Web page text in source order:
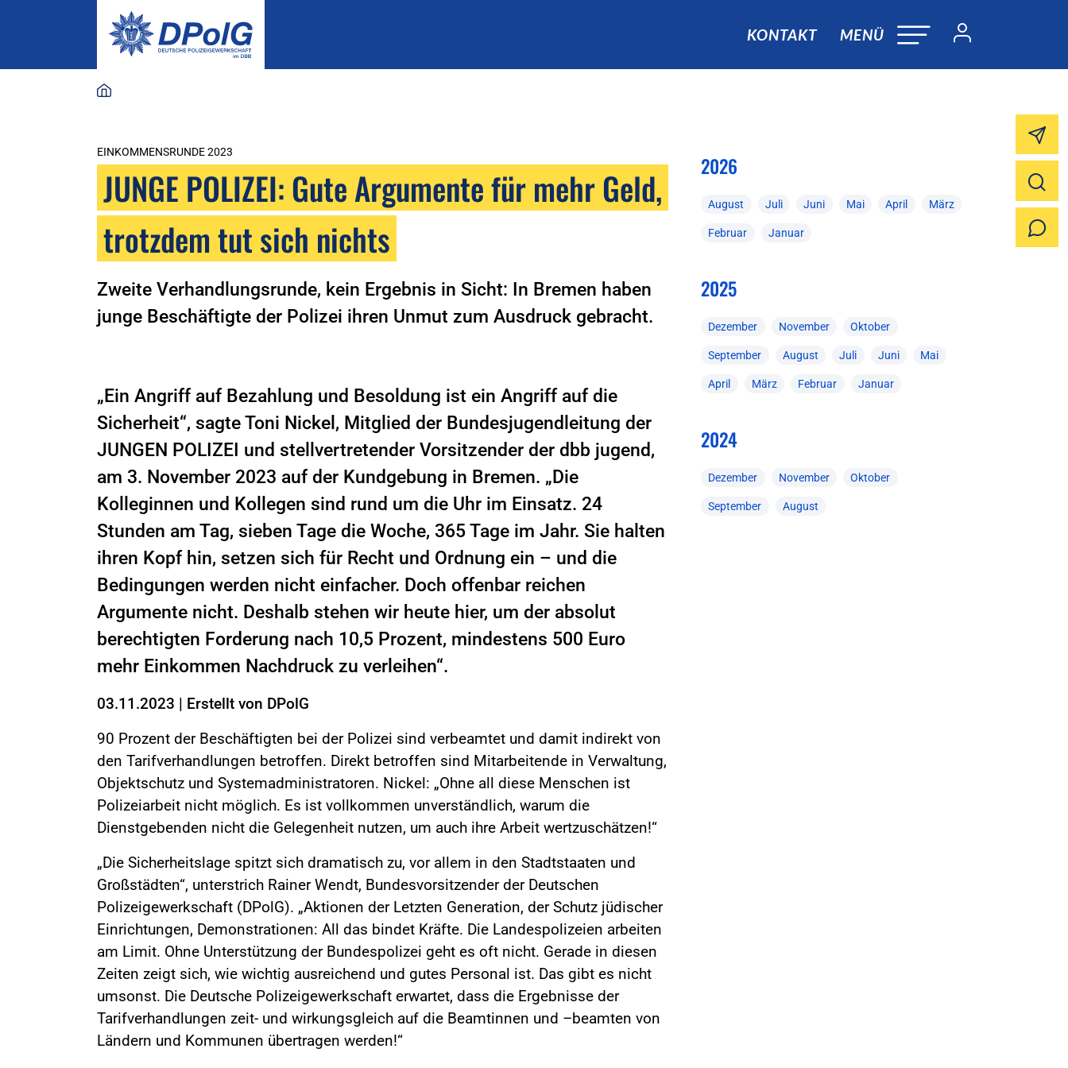
KONTAKT MENÜ
EINKOMMENSRUNDE 2023
JUNGE POLIZEI: Gute Argumente für mehr Geld,
trotzdem tut sich nichts
Zweite Verhandlungsrunde, kein Ergebnis in Sicht: In Bremen haben
junge Beschäftigte der Polizei ihren Unmut zum Ausdruck gebracht.
„Ein Angriff auf Bezahlung und Besoldung ist ein Angriff auf die
Sicherheit“, sagte Toni Nickel, Mitglied der Bundesjugendleitung der
JUNGEN POLIZEI und stellvertretender Vorsitzender der dbb jugend,
am 3. November 2023 auf der Kundgebung in Bremen. „Die
Kolleginnen und Kollegen sind rund um die Uhr im Einsatz. 24
Stunden am Tag, sieben Tage die Woche, 365 Tage im Jahr. Sie halten
ihren Kopf hin, setzen sich für Recht und Ordnung ein – und die
Bedingungen werden nicht einfacher. Doch offenbar reichen
Argumente nicht. Deshalb stehen wir heute hier, um der absolut
berechtigten Forderung nach 10,5 Prozent, mindestens 500 Euro
mehr Einkommen Nachdruck zu verleihen“.
03.11.2023 | Erstellt von DPolG
90 Prozent der Beschäftigten bei der Polizei sind verbeamtet und damit indirekt von
den Tarifverhandlungen betroffen. Direkt betroffen sind Mitarbeitende in Verwaltung,
Objektschutz und Systemadministratoren. Nickel: „Ohne all diese Menschen ist
Polizeiarbeit nicht möglich. Es ist vollkommen unverständlich, warum die
Dienstgebenden nicht die Gelegenheit nutzen, um auch ihre Arbeit wertzuschätzen!“
„Die Sicherheitslage spitzt sich dramatisch zu, vor allem in den Stadtstaaten und
Großstädten“, unterstrich Rainer Wendt, Bundesvorsitzender der Deutschen
Polizeigewerkschaft (DPolG). „Aktionen der Letzten Generation, der Schutz jüdischer
Einrichtungen, Demonstrationen: All das bindet Kräfte. Die Landespolizeien arbeiten
am Limit. Ohne Unterstützung der Bundespolizei geht es oft nicht. Gerade in diesen
Zeiten zeigt sich, wie wichtig ausreichend und gutes Personal ist. Das gibt es nicht
umsonst. Die Deutsche Polizeigewerkschaft erwartet, dass die Ergebnisse der
Tarifverhandlungen zeit- und wirkungsgleich auf die Beamtinnen und –beamten von
Ländern und Kommunen übertragen werden!“
2026
August Juli Juni Mai April März
Februar Januar
2025
Dezember November Oktober
September August Juli Juni Mai
April März Februar Januar
2024
Dezember November Oktober
September August